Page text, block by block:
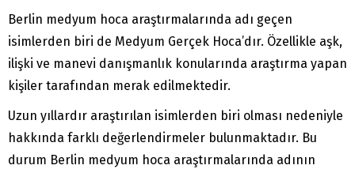
Berlin medyum hoca araştırmalarında adı geçen
isimlerden biri de Medyum Gerçek Hoca’dır. Özellikle aşk,
ilişki ve manevi danışmanlık konularında araştırma yapan
kişiler tarafından merak edilmektedir.
Uzun yıllardır araştırılan isimlerden biri olması nedeniyle
hakkında farklı değerlendirmeler bulunmaktadır. Bu
durum Berlin medyum hoca araştırmalarında adının